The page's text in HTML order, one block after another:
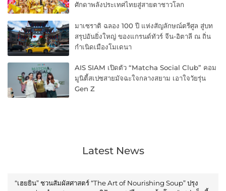
ศักดาพลังประเทศไทยสู่สายตาชาวโลก
มาเซราติ ฉลอง 100 ปี แห่งสัญลักษณ์ตรีศูล สู่บท
สรุปอันยิ่งใหญ่ ของแกรนด์ทัวร์ จีน-อิตาลี ณ ถิ่น
กำเนิดเมืองโมเดนา
AIS SIAM เปิดตัว “Matcha Social Club” คอม
มูนิตี้สเปซสายมัจฉะใจกลางสยาม เอาใจวัยรุ่น
Gen Z
Latest News
“เฮยยิน” ชวนสัมผัสศาสตร์ “The Art of Nourishing Soup” ปรุง